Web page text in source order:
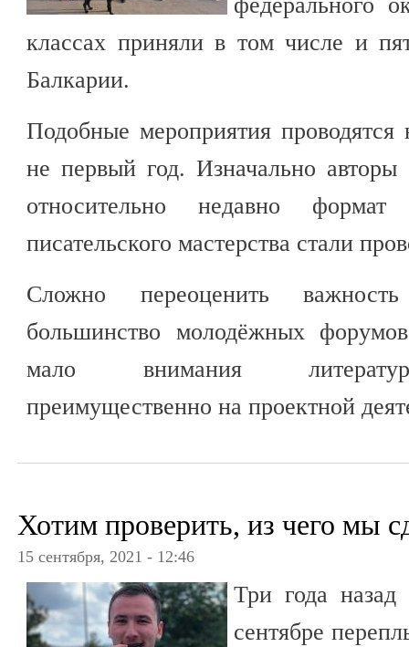
классах приняли в том числе и
Балкарии.
Подобные мероприятия
не первый год. Изначально
относительно недавно
писательского мастерства стали
Сложно переоценить
большинство молодёжных
мало внимания
преимущественно на проектной
Хотим проверить, из чего мы
15 сентября, 2021 - 12:46
Три года
сентябре